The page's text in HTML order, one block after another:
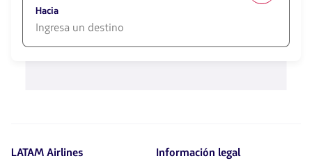
opciones
disponibles.
Usa
las
Hacia
para
LATAM Airlines Información legal